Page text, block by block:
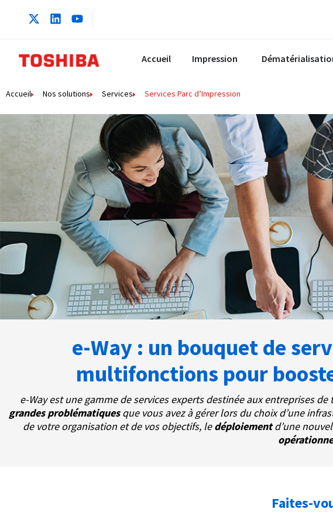
principal
Accueil Impression
Accueil Nos solutions Services Services Parc d’Impression
e-Way : un bouquet de
multifonctions pour
e-Way est une gamme de services experts destinée aux entreprises
grandes problématiquesque vous avez à gérer lors du choix d’une
de votre organisation et de vos objectifs, ledéploiementd’une
Faites-